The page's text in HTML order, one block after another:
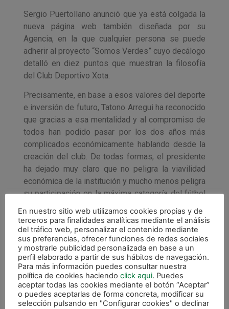
Sergio Puertollano anunció que ya está colgada la
nueva página web también diseñada por su
Agencia, en la que cualquier persona se puede
adherir al proyecto “Somos Verdes” cuyo decálogo
detalló en diez puntos que muestran la filosofía
del Club Deportivo Xota.
Precisamente, en base a esos valores del deporte
e inversión de futuro, Tatono Arregui ha reconocido
que gracias a esa mentalidad y al compromiso de
todos han podido pasar por los dos años más
complicados económicamente hablando desde la
creación del club. De todas formas, el presidente
ha dejado muy claro que no peligra la viavilidad
económica de la institución y mucho menos peligra
su participación en la máxima categoría del fútbol
sala español.
El pago a los profesionales, lo primero.
Para el CD.Xota, pagar a sus profesionales es lo
prioritario. Tatono ha recalcado en varias
ocasiones su idea fundamental de corresponder
económicamente a aquellos que trabajan para y
En nuestro sitio web utilizamos cookies propias y de
terceros para finalidades analíticas mediante el análisis
del tráfico web, personalizar el contenido mediante
sus preferencias, ofrecer funciones de redes sociales
y mostrarle publicidad personalizada en base a un
perfil elaborado a partir de sus hábitos de navegación.
Para más información puedes consultar nuestra
política de cookies haciendo click aqui. Puedes
aceptar todas las cookies mediante el botón “Aceptar”
o puedes aceptarlas de forma concreta, modificar su
selección pulsando en "Configurar cookies" o declinar